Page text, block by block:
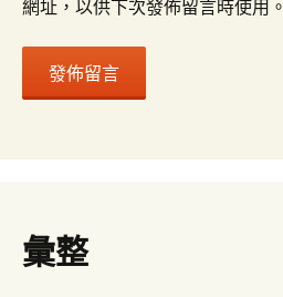
網址，以供下次發佈留言時使用。
彙整